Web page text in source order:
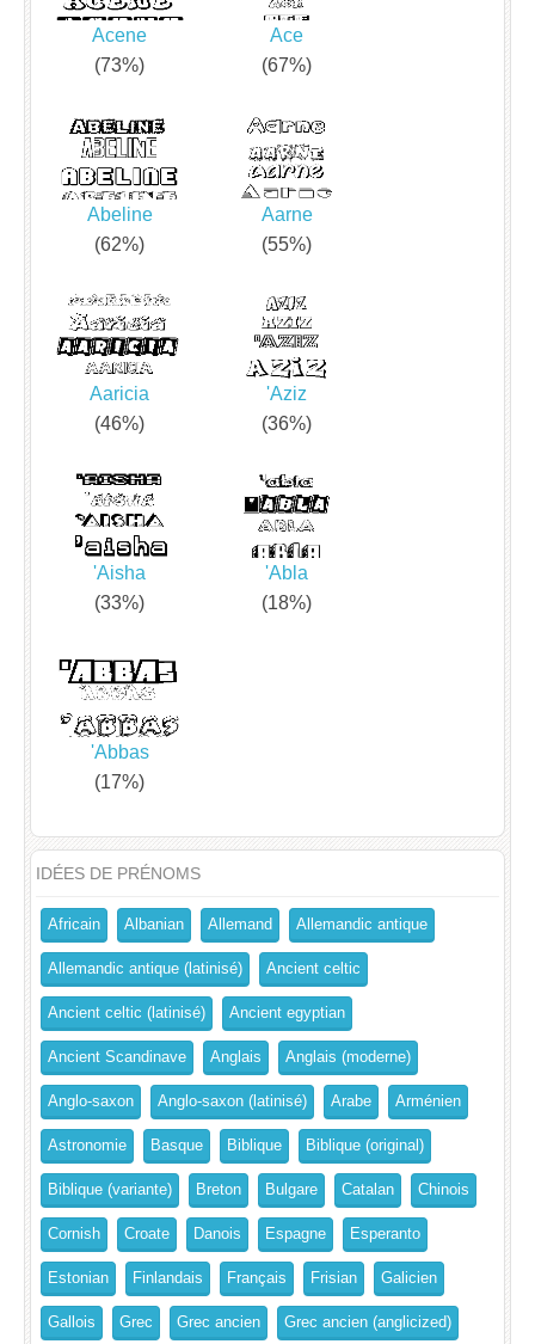
Acene
(73%)
Ace
(67%)
Abeline
(62%)
Aarne
(55%)
Aaricia
(46%)
'Aziz
(36%)
'Aisha
(33%)
'Abla
(18%)
'Abbas
(17%)
IDÉES DE PRÉNOMS
Africain Albanian Allemand Allemandic antique
Allemandic antique (latinisé) Ancient celtic
Ancient celtic (latinisé) Ancient egyptian
Ancient Scandinave Anglais Anglais (moderne)
Anglo-saxon Anglo-saxon (latinisé) Arabe Arménien
Astronomie Basque Biblique Biblique (original)
Biblique (variante) Breton Bulgare Catalan Chinois
Cornish Croate Danois Espagne Esperanto
Estonian Finlandais Français Frisian Galicien
Gallois Grec Grec ancien Grec ancien (anglicized)